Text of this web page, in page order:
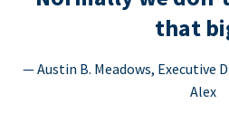
that
— Austin B. Meadows, Executive
Alex